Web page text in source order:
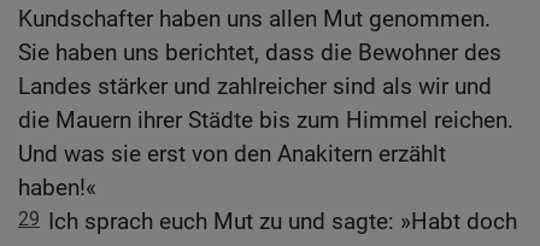
Kundschafter haben uns allen Mut genommen.
Sie haben uns berichtet, dass die Bewohner des
Landes stärker und zahlreicher sind als wir und
die Mauern ihrer Städte bis zum Himmel reichen.
Und was sie erst von den Anakitern erzählt
haben!«
29 Ich sprach euch Mut zu und sagte: »Habt doch